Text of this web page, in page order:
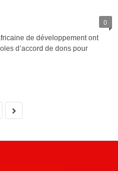
0
de développement ont
d’accord de dons pour